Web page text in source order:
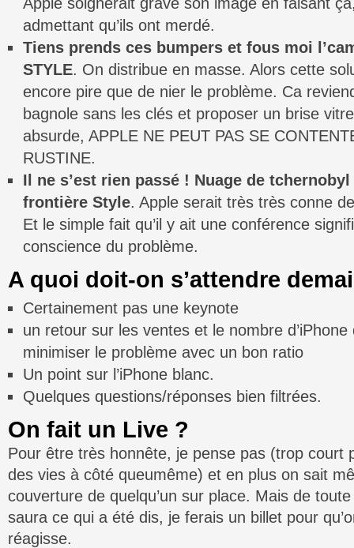
admettant qu’ils ont merdé.
Tiens prends ces bumpers et fous moi
STYLE. On distribue en masse. Alors cette
encore pire que de nier le problème. Ca
bagnole sans les clés et proposer un brise
absurde, APPLE NE PEUT PAS SE
RUSTINE.
Il ne s’est rien passé ! Nuage de
frontière Style. Apple serait très très conne
Et le simple fait qu’il y ait une conférence
conscience du problème.
A quoi doit-on s’attendre
Certainement pas une keynote
un retour sur les ventes et le nombre
minimiser le problème avec un bon ratio
Un point sur l’iPhone blanc.
Quelques questions/réponses bien filtrées.
On fait un Live ?
Pour être très honnête, je pense pas (trop court
des vies à côté queumême) et en plus on sait
couverture de quelqu’un sur place. Mais de
saura ce qui a été dis, je ferais un billet pour
réagisse.